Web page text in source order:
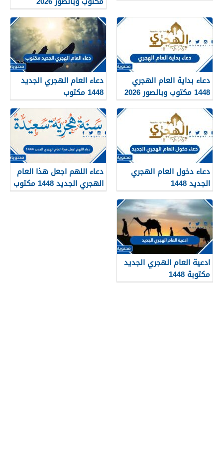
دعاء بداية العام الهجري
1448 مكتوب وبالصور 2026
دعاء العام الهجري الجديد
1448 مكتوب
دعاء دخول العام الهجري
الجديد 1448
دعاء اللهم اجعل هذا العام
الهجري الجديد 1448 مكتوب
ادعية العام الهجري الجديد
مكتوبة 1448